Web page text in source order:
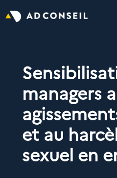
managers
et au
sexuel en